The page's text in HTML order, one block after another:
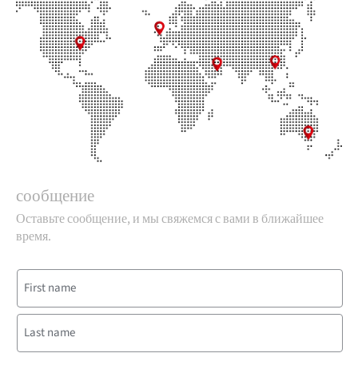
сообщение
Оставьте сообщение, и мы свяжемся с вами в ближайшее
время.
Name
(Обязательно)
Имя